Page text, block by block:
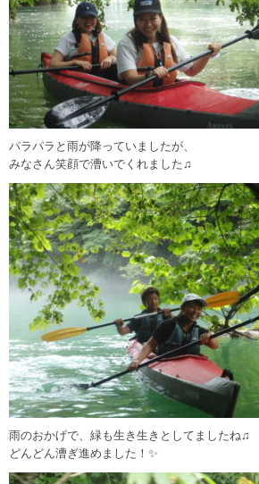
パラパラと雨が降っていましたが、
みなさん笑顔で漕いでくれました♫
雨のおかげで、緑も生き生きとしてましたね♫
どんどん漕ぎ進めました！✨